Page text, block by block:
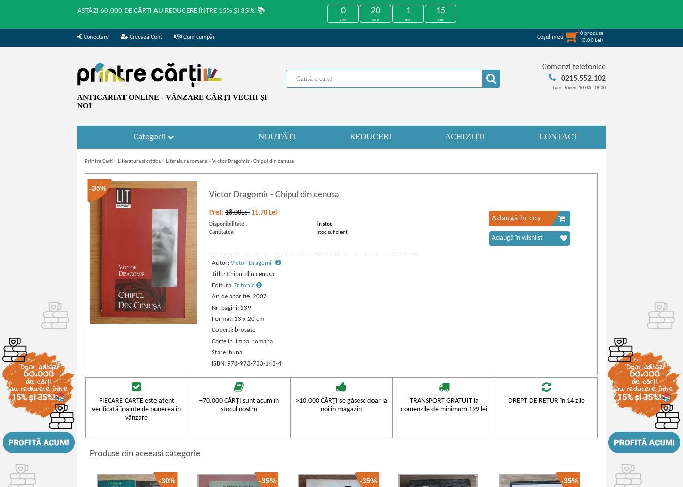
ASTĂZI 60.000 DE CĂRȚI AU REDUCERE ÎNTRE 15% ȘI 35%!📚 0
zile
20
ore
1
min
14
sec
Conectare Creează Cont Cum cumpăr Coşul meu
0produse
(0,00 Lei)
ANTICARIAT ONLINE - VÂNZARE CĂRŢI VECHI ŞI
NOI
Comenzi telefonice
0215.552.102
Luni - Vineri, 10:00 - 18:00
Categorii NOUTĂȚI REDUCERI ACHIZIȚII CONTACT
Printre Carti » Literatura si critica » Literatura romana » Victor Dragomir - Chipul din cenusa
-35%
Victor Dragomir - Chipul din cenusa
Pret:18,00Lei 11,70 Lei
Disponibilitate:
in stoc
Cantitatea:
stoc suficient
Autor: Victor Dragomir
Titlu: Chipul din cenusa
Editura: Tritonic
An de aparitie: 2007
Nr. pagini: 139
Format: 13 x 20 cm
Coperti: brosate
Carte in limba: romana
Stare: buna
ISBN: 978-973-733-143-4
Adaugă în coș
Adaugă în wishlist
FIECARE CARTE este atent
verificată înainte de punerea în
vânzare
+70.000 CĂRŢI sunt acum în
stocul nostru
>10.000 CĂRŢI se găsesc doar la
noi în magazin
TRANSPORT GRATUIT la
comenzile de minimum 199 lei
DREPT DE RETUR în 14 zile
Produse din aceeasi categorie
-30% -35% -35% -35%